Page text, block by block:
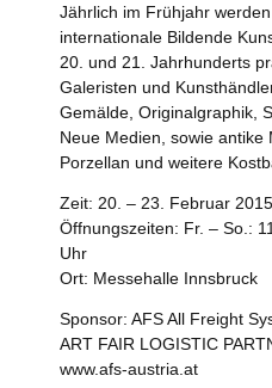
Jährlich im Frühjahr
internationale Bildende
20. und 21. Jahrhunderts
Galeristen und
Gemälde, Originalgraphik,
Neue Medien, sowie antike
Porzellan und weitere
Zeit: 20. – 23. Februar 2015
Öffnungszeiten: Fr. – So.:
Uhr
Ort: Messehalle Innsbruck
Sponsor: AFS All Freight
ART FAIR LOGISTIC
www.afs-austria.at